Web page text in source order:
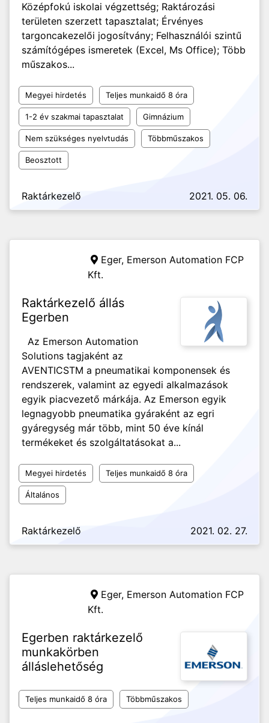
Középfokú iskolai végzettség; Raktározási
területen szerzett tapasztalat; Érvényes
targoncakezelői jogosítvány; Felhasználói szintű
számítógépes ismeretek (Excel, Ms Office); Több
műszakos...
Megyei hirdetés Teljes munkaidő 8 óra
1-2 év szakmai tapasztalat Gimnázium
Nem szükséges nyelvtudás Többműszakos
Beosztott
Raktárkezelő 2021. 05. 06.
Eger, Emerson Automation FCP
Kft.
Raktárkezelő állás
Egerben
Az Emerson Automation
Solutions tagjaként az
AVENTICSTM a pneumatikai komponensek és
rendszerek, valamint az egyedi alkalmazások
egyik piacvezető márkája. Az Emerson egyik
legnagyobb pneumatika gyáraként az egri
gyáregység már több, mint 50 éve kínál
termékeket és szolgáltatásokat a...
Megyei hirdetés Teljes munkaidő 8 óra
Általános
Raktárkezelő 2021. 02. 27.
Eger, Emerson Automation FCP
Kft.
Egerben raktárkezelő
munkakörben
álláslehetőség
Teljes munkaidő 8 óra Többműszakos